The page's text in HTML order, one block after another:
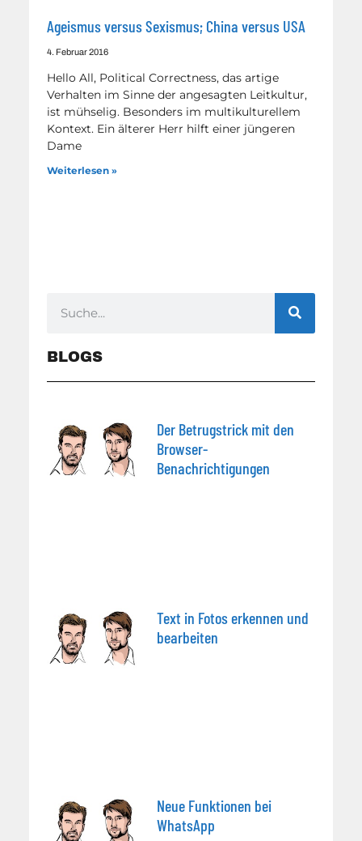
Ageismus versus Sexismus; China versus USA
4. Februar 2016
Hello All, Political Correctness, das artige
Verhalten im Sinne der angesagten Leitkultur,
ist mühselig. Besonders im multikulturellem
Kontext. Ein älterer Herr hilft einer jüngeren
Dame
Weiterlesen »
BLOGS
Der Betrugstrick mit den
Browser-
Benachrichtigungen
Text in Fotos erkennen und
bearbeiten
Neue Funktionen bei
WhatsApp